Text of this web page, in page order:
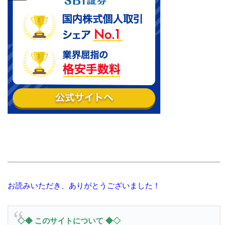
お読みいただき、ありがとうございました！
◇◆ このサイトについて ◆◇